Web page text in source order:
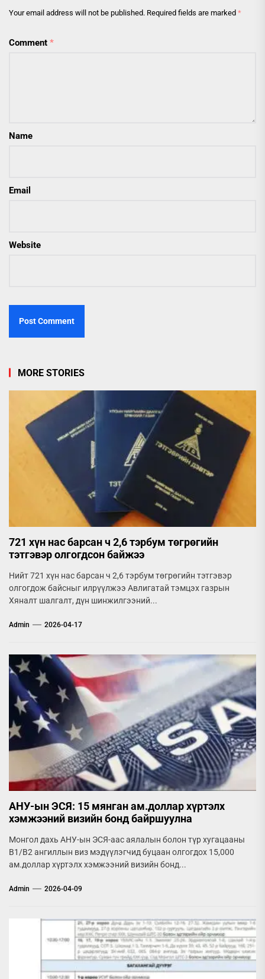
Your email address will not be published. Required fields are marked *
Comment *
Name
Email
Website
MORE STORIES
721 хүн нас барсан ч 2,6 тэрбум төгрөгийн
тэтгэвэр олгогдсон байжээ
Нийт 721 хүн нас барсан ч 2,6 тэрбум төгрөгийн тэтгэвэр
олгогдож байсныг илрүүлжээ Авлигатай тэмцэх газрын
Хяналт шалгалт, дүн шинжилгээний...
Admin 2026-04-17
АНУ-ын ЭСЯ: 15 мянган ам.доллар хүртэлх
хэмжээний визийн бонд байршуулна
Монгол дахь АНУ-ын ЭСЯ-аас аялалын болон түр хугацааны
B1/B2 ангиллын виз мэдүүлэгчид буцаан олгогдох 15,000
ам.доллар хүртэлх хэмжээний визийн бонд...
Admin 2026-04-09